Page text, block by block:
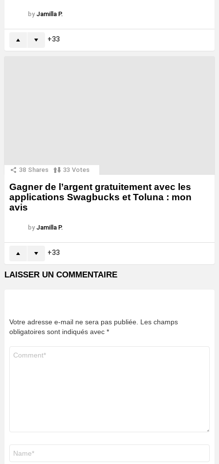
by Jamilla P.
33
38 Shares 33 Votes
Gagner de l’argent gratuitement avec les
applications Swagbucks et Toluna : mon
avis
by Jamilla P.
33
LAISSER UN COMMENTAIRE
Votre adresse e-mail ne sera pas publiée. Les champs
obligatoires sont indiqués avec *